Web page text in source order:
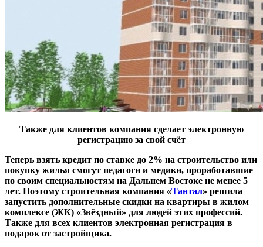
Также для клиентов компания сделает электронную
регистрацию за свой счёт
Теперь взять кредит по ставке до 2% на строительство или
покупку жилья смогут педагоги и медики, проработавшие
по своим специальностям на Дальнем Востоке не менее 5
лет. Поэтому строительная компания «Тантал» решила
запустить дополнительные скидки на квартиры в жилом
комплексе (ЖК) «Звёздный» для людей этих профессий.
Также для всех клиентов электронная регистрация в
подарок от застройщика.